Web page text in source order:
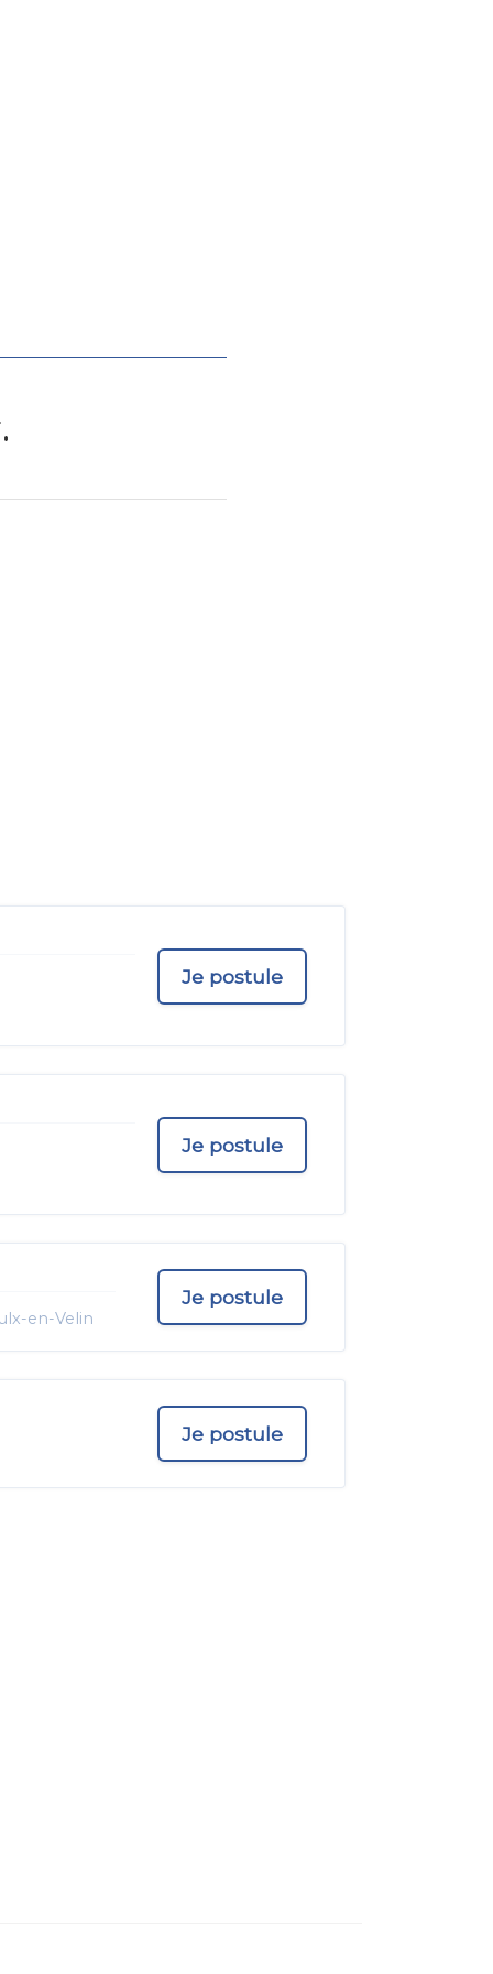
Je postule
Je postule
en-Velin
Je postule
Je postule